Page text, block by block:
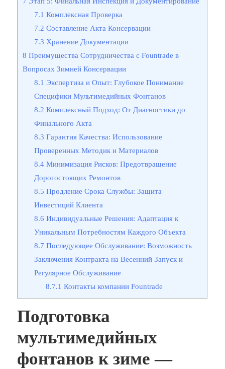
7.1 Комплексная Проверка
7.2 Составление Акта Консервации
7.3 Хранение Документации
8 Преимущества Сотрудничества с Fountrade в
Вопросах Зимней Консервации
8.1 Экспертиза и Опыт: Глубокое Понимание
Специфики Мультимедийных Фонтанов
8.2 Комплексный Подход: От Диагностики до
Финального Акта
8.3 Гарантия Качества: Использование
Проверенных Методик и Материалов
8.4 Минимизация Рисков: Предотвращение
Дорогостоящих Ремонтов
8.5 Продление Срока Службы: Защита
Инвестиций Клиента
8.6 Индивидуальные Решения: Адаптация к
Уникальным Потребностям Каждого Объекта
8.7 Последующее Обслуживание: Возможность
Заключения Контракта на Весенний Запуск и
Регулярное Обслуживание
8.7.1 Контакты компании Fountrade
Подготовка
мультимедийных
фонтанов к зиме —